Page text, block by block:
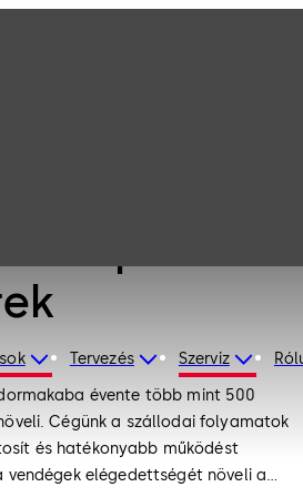
Tervezés Szerviz
évente több mint 500
Cégünk a szállodai folyamatok
és hatékonyabb működést
elégedettségét növeli a